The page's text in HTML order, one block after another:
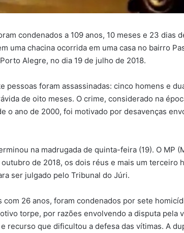
condenados a 109 anos, 10 meses e 23 dias
uma chacina ocorrida em uma casa no bairro
Alegre, no dia 19 de julho de 2018.
pessoas foram assassinadas: cinco homens e
de oito meses. O crime, considerado na
o ano de 2000, foi motivado por desavenças
na madrugada de quinta-feira (19). O MP
de 2018, os dois réus e mais um terceiro
ser julgado pelo Tribunal do Júri.
com 26 anos, foram condenados por sete
torpe, por razões envolvendo a disputa pela
recurso que dificultou a defesa das vítimas. A